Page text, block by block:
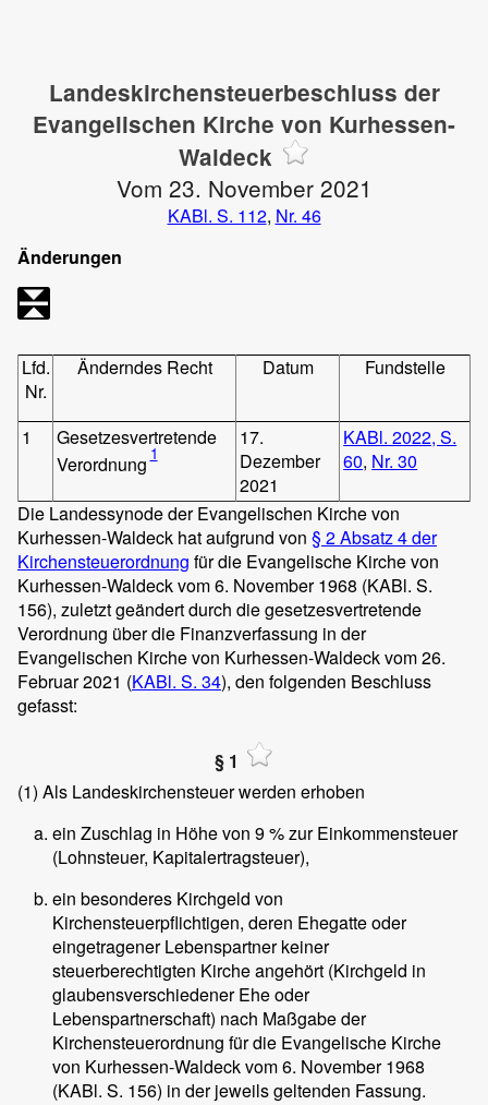
Landeskirchensteuerbeschluss der
Evangelischen Kirche von Kurhessen-
Waldeck
Vom 23. November 2021
KABl. S. 112, Nr. 46
Änderungen
Lfd.
Nr.
Änderndes Recht Datum Fundstelle
1
Gesetzesvertretende
Verordnung 1
17.
Dezember
2021
KABl. 2022, S.
60, Nr. 30
Die Landessynode der Evangelischen Kirche von
Kurhessen-Waldeck hat aufgrund von § 2 Absatz 4 der
Kirchensteuerordnung für die Evangelische Kirche von
Kurhessen-Waldeck vom 6. November 1968 (KABl. S.
156), zuletzt geändert durch die gesetzesvertretende
Verordnung über die Finanzverfassung in der
Evangelischen Kirche von Kurhessen-Waldeck vom 26.
Februar 2021 (KABl. S. 34), den folgenden Beschluss
gefasst:
§ 1
(1) Als Landeskirchensteuer werden erhoben
ein Zuschlag in Höhe von 9 % zur Einkommensteuer
(Lohnsteuer, Kapitalertragsteuer),
ein besonderes Kirchgeld von
Kirchensteuerpflichtigen, deren Ehegatte oder
eingetragener Lebenspartner keiner
steuerberechtigten Kirche angehört (Kirchgeld in
glaubensverschiedener Ehe oder
Lebenspartnerschaft) nach Maßgabe der
Kirchensteuerordnung für die Evangelische Kirche
von Kurhessen-Waldeck vom 6. November 1968
(KABl. S. 156) in der jeweils geltenden Fassung.